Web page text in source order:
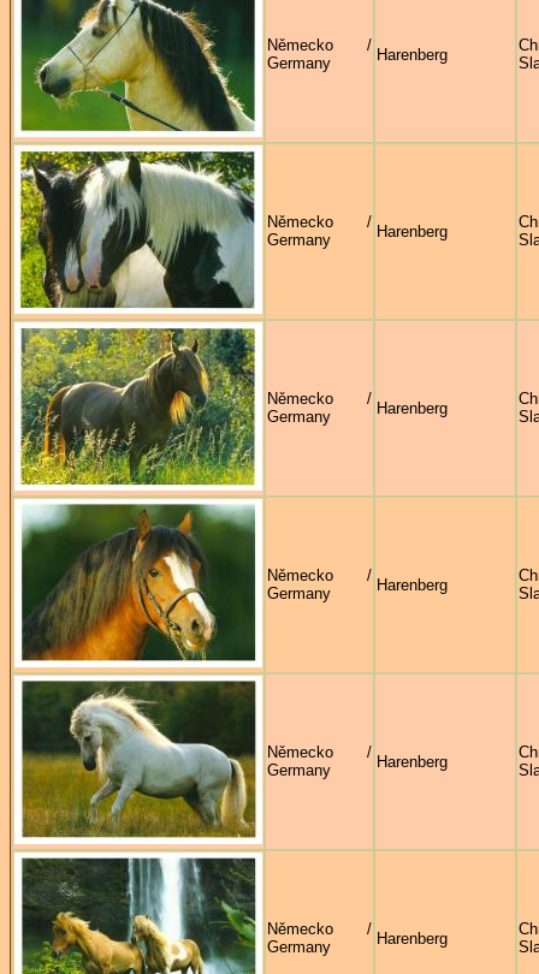
Německo /
Germany
Harenberg
Německo /
Germany
Harenberg
Německo /
Germany
Harenberg
Německo /
Germany
Harenberg
Německo /
Germany
Harenberg
Německo /
Germany
Harenberg